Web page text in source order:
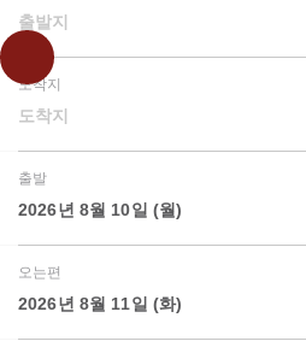
출발지
도착지
도착지
출발
2026년 8월 10일 (월)
오는편
2026년 8월 11일 (화)